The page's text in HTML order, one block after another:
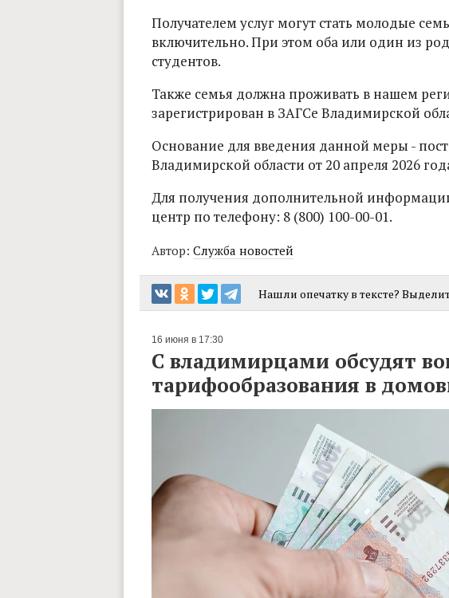
Получателем услуг могут стать молодые
включительно. При этом оба или один из
студентов.
Также семья должна проживать в нашем
зарегистрирован в ЗАГСе Владимирской
Основание для введения данной меры -
Владимирской области от 20 апреля 2026
Для получения дополнительной
центр по телефону: 8 (800) 100-00-01.
Автор: Служба новостей
Нашли опечатку в тексте?
16 июня в 17:30
С владимирцами обсудят
тарифообразования в